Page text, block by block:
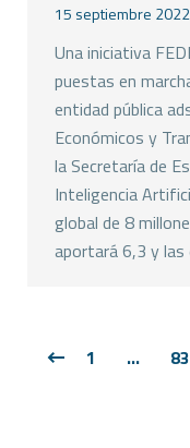
15 septiembre 2022
Una iniciativa
puestas en
entidad pública
Económicos y
la Secretaría de
Inteligencia
global de 8
aportará 6,3 y
1 … 83